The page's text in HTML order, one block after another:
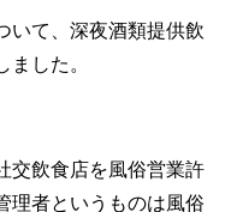
いて、深夜酒類提供飲
した。
交飲食店を風俗営業許
理者というものは風俗